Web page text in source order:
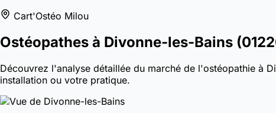
Cart'Ostéo Milou
Ostéopathes à Divonne-les-Bains
Découvrez l'analyse détaillée du marché de l'ostéopathie à
installation ou votre pratique.